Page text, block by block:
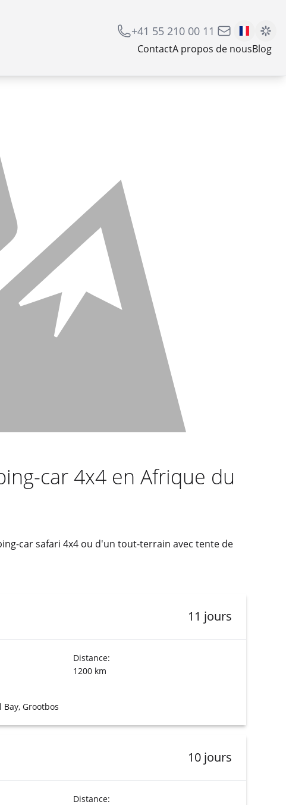
+41 55 210 00 11
ContactA propos de nousBlog
car 4x4 en Afrique du
car safari 4x4 ou d'un tout-terrain avec tente de
11 jours
Distance:
1200 km
Grootbos
10 jours
Distance: